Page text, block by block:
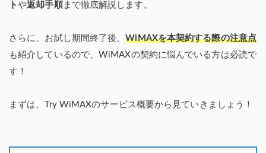
トや返却手順 まで徹底解説します。
さらに、お試し期間終了後、WiMAXを本契約する際の注意点
も紹介しているので、WiMAXの契約に悩んでいる方は必読で
す！
まずは、Try WiMAXのサービス概要から見ていきましょう！